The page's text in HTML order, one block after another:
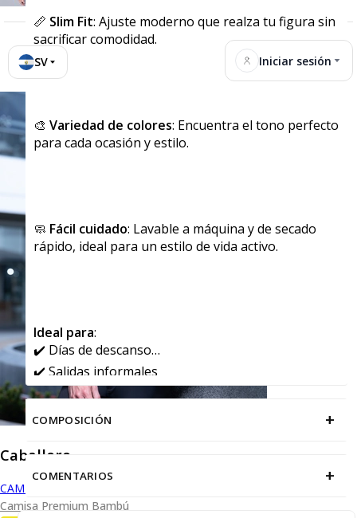
SV Iniciar sesión
Caballero
CAMISAS
Camisa Premium Bambú
📏 Slim Fit: Ajuste moderno que realza tu figura sin
sacrificar comodidad.
🎨 Variedad de colores: Encuentra el tono perfecto
para cada ocasión y estilo.
🧼 Fácil cuidado: Lavable a máquina y de secado
rápido, ideal para un estilo de vida activo.
Ideal para:
✔️ Días de descanso
✔️ Salidas informales
✔️ Actividades deportivas y recreativas
COMPOSICIÓN +
COMENTARIOS +